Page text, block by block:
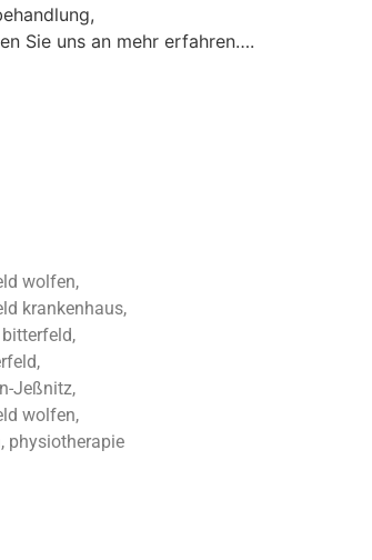
Sie uns an mehr erfahren….
wolfen,
krankenhaus,
Jeßnitz,
wolfen,
physiotherapie